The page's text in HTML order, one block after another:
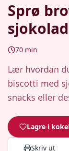
Sprø
70 min
Lær hvordan
biscotti med
snacks eller
Lagre i
Skriv ut